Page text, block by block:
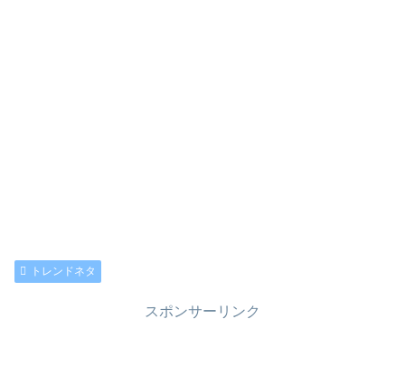
トレンドネタ
スポンサーリンク